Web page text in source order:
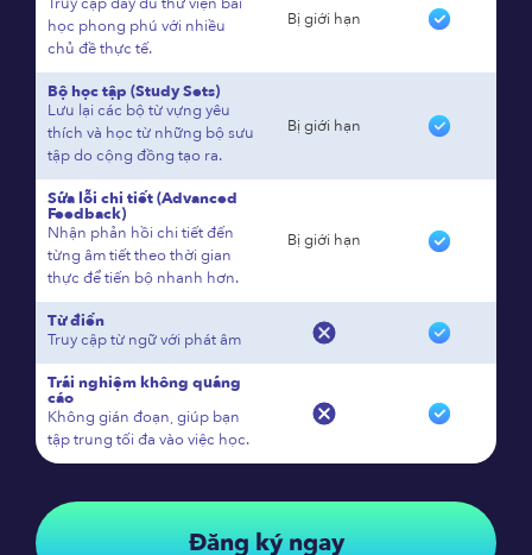
học phong phú với nhiều
chủ đề thực tế.
Bị giới hạn
Bộ học tập (Study Sets)
Lưu lại các bộ từ vựng yêu
thích và học từ những bộ sưu
tập do cộng đồng tạo ra.
Bị giới hạn
Sửa lỗi chi tiết (Advanced
Feedback)
Nhận phản hồi chi tiết đến
từng âm tiết theo thời gian
thực để tiến bộ nhanh hơn.
Bị giới hạn
Từ điển
Truy cập từ ngữ với phát âm
Trải nghiệm không quảng
cáo
Không gián đoạn, giúp bạn
tập trung tối đa vào việc học.
Đăng ký ngay